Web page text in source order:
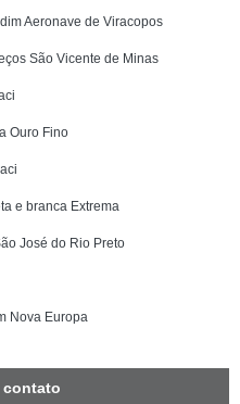
Aeronave de Viracopos
São Vicente de Minas
Ouro Fino
e branca Extrema
José do Rio Preto
Nova Europa
contato